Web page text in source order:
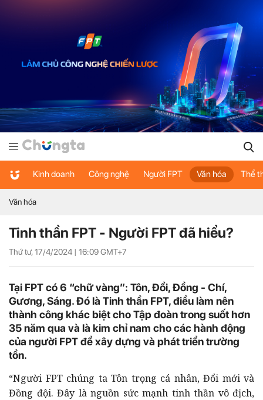
Kinh doanh Công nghệ Người FPT Văn hóa Thể
Văn hóa
Tinh thần FPT - Người FPT đã hiểu?
Thứ tư, 17/4/2024 | 16:09GMT+7
Tại FPT có 6 “chữ vàng”: Tôn, Đổi, Đồng - Chí,
Gương, Sáng. Đó là Tinh thần FPT, điều làm nên
thành công khác biệt cho Tập đoàn trong suốt hơn
35 năm qua và là kim chỉ nam cho các hành động
của người FPT để xây dựng và phát triển trường
tồn.
“Người FPT chúng ta Tôn trọng cá nhân, Đổi mới và
Đồng đội. Đây là nguồn sức mạnh tinh thần vô địch,